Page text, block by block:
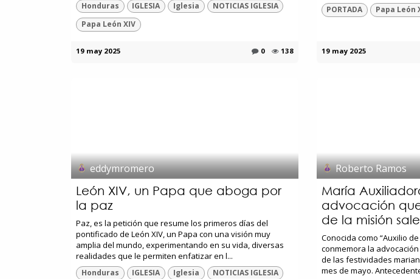
Honduras IGLESIA Iglesia
NOTICIAS IGLESIA
Papa León XIV
19 may 2025 0 138
PORTADA
Papa León
19 may 2025
eddymromero
León XIV, un Papa que aboga por
la paz
Paz, es la petición que resume los primeros días del
pontificado de León XIV, un Papa con una visión muy
amplia del mundo, experimentando en su vida, diversas
realidades que le permiten enfatizar en l...
Honduras IGLESIA Iglesia
NOTICIAS IGLESIA
Roberto Ramos
María
advocación
de la misión
Conocida como “Auxilio
conmemora la
de las festividades
mes de mayo.